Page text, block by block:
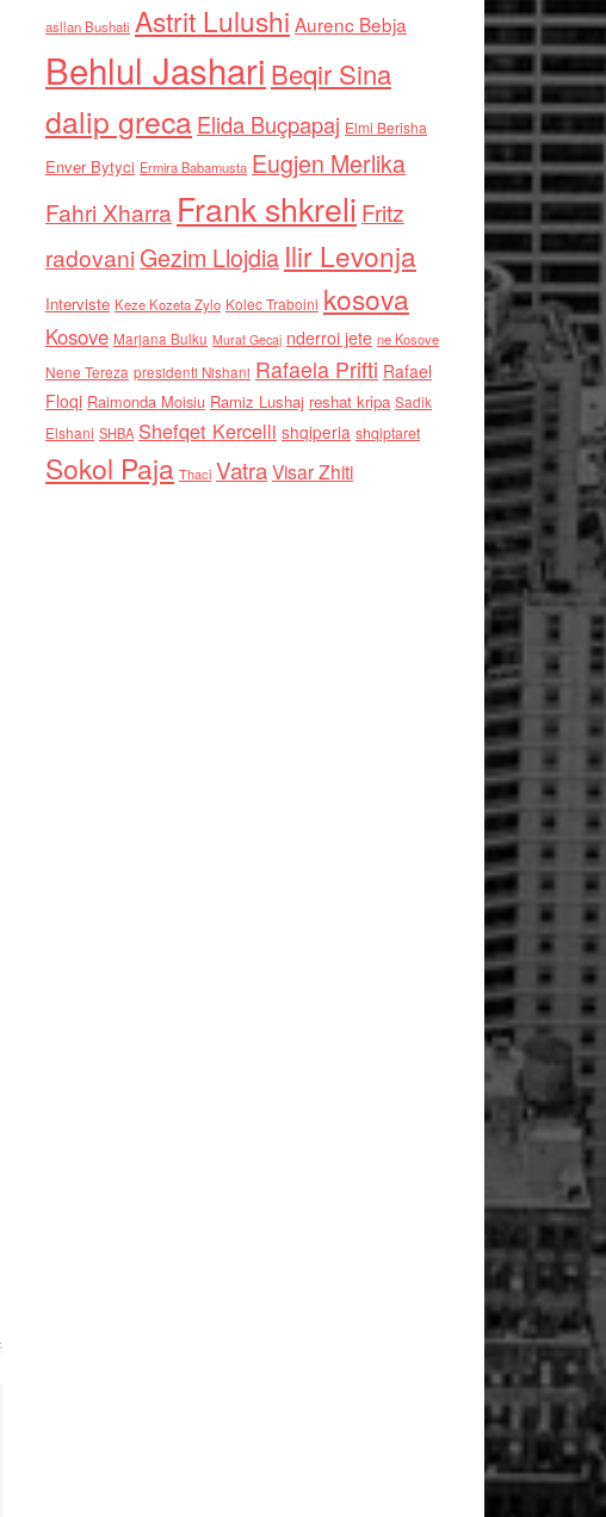
asllan Bushati Astrit Lulushi Aurenc Bebja
Behlul Jashari Beqir Sina
dalip grecaElida Buçpapaj Elmi Berisha
Enver Bytyci Ermira Babamusta Eugjen Merlika
Fahri Xharra Frank shkreli Fritz
radovaniGezim Llojdia Ilir Levonja
Interviste Keze Kozeta Zylo Kolec Traboini kosova
Kosove Marjana Bulku Murat Gecaj nderroi jete ne Kosove
Nene Tereza presidenti Nishani Rafaela Prifti Rafael
Floqi Raimonda Moisiu Ramiz Lushaj reshat kripa Sadik
Elshani SHBA Shefqet Kercelli shqiperia shqiptaret
Sokol Paja Thaci VatraVisar Zhiti